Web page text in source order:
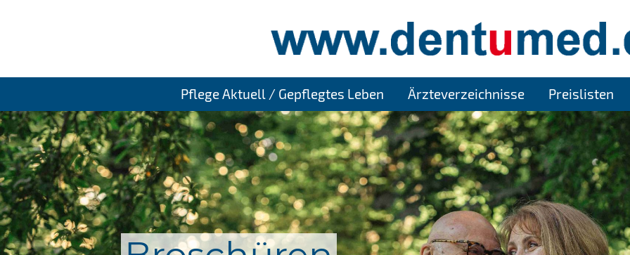
Pflege Aktuell / Gepflegtes Leben Ärzteverzeichnisse Preislisten